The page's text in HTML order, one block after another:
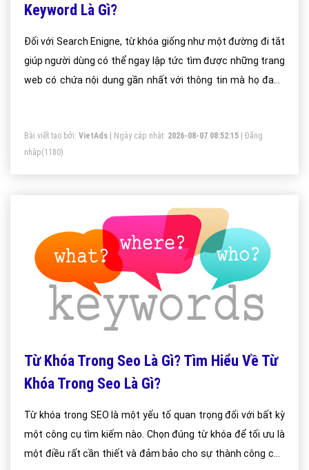
Keyword Là Gì?
Đối với Search Enigne, từ khóa giống như một đường đi tắt
giúp người dùng có thể ngay lập tức tìm được những trang
web có chứa nội dung gần nhất với thông tin mà họ đang
thông qua tên bài viết (title), nội dung đường dẫn (url), nội
dung các thẻ heading và mật độ các từ trên trang. Đồng
thời, đánh giá mức độ liên quan của trang đối với keyword
Bài viết tạo bởi: VietAds | Ngày cập nhật: 2026-08-07 08:52:15
Đăng
nhập(1180)
Từ Khóa Trong Seo Là Gì? Tìm Hiểu Về Từ
Khóa Trong Seo Là Gì?
Từ khóa trong SEO là một yếu tố quan trọng đối với bất kỳ
một công cụ tìm kiếm nào. Chọn đúng từ khóa để tối ưu là
một điều rất cần thiết và đảm bảo cho sự thành công của